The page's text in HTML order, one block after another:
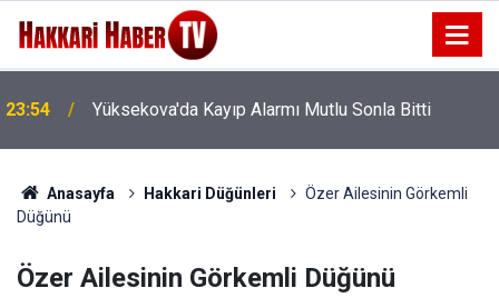
23:54 Yüksekova'da Kayıp Alarmı Mutlu Sonla Bitti
Anasayfa Hakkari Düğünleri
Özer Ailesinin Görkemli
Düğünü
Özer Ailesinin Görkemli Düğünü